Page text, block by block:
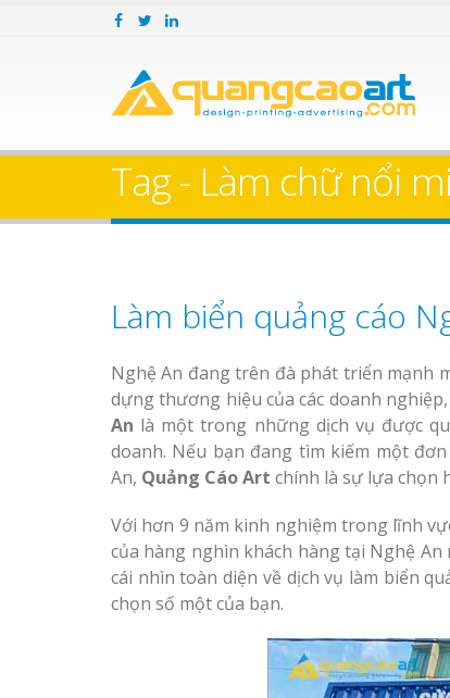
Tag - Làm chữ nổi
Làm biển quảng cáo
Nghệ An đang trên đà phát triển mạnh
dựng thương hiệu của các doanh
An là một trong những dịch vụ được
doanh. Nếu bạn đang tìm kiếm một
An, Quảng Cáo Art chính là sự lựa chọn
Với hơn 9 năm kinh nghiệm trong lĩnh
của hàng nghìn khách hàng tại Nghệ
cái nhìn toàn diện về dịch vụ làm biển
chọn số một của bạn.